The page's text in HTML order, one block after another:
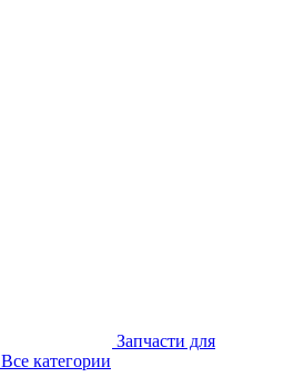
Запчасти для
Все категории